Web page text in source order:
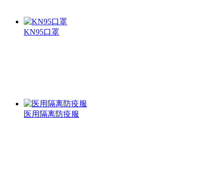
KN95口罩
医用隔离防疫服